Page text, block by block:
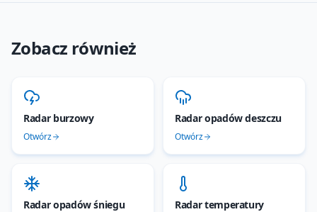
Zobacz również
Radar burzowy
Otwórz
Radar opadów deszczu
Otwórz
Radar opadów śniegu Radar temperatury